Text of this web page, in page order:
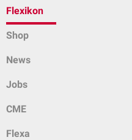
Flexikon
Shop
News
Jobs
CME
Flexa